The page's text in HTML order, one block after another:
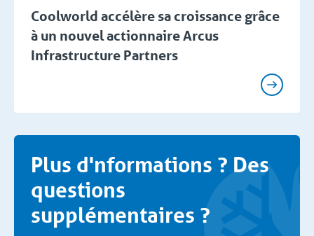
Coolworld accélère sa croissance grâce
à un nouvel actionnaire Arcus
Infrastructure Partners
Plus d'nformations ? Des
questions
supplémentaires ?